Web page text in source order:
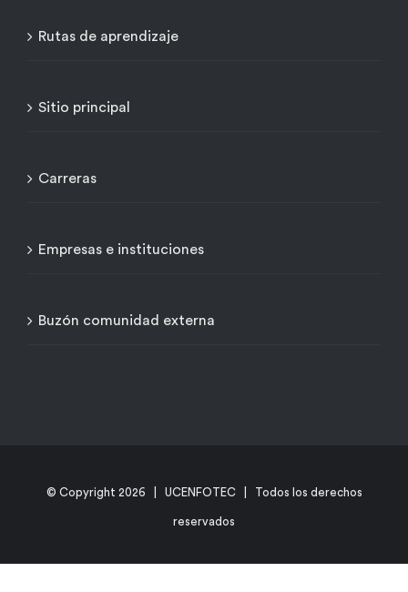
Rutas de aprendizaje
Sitio principal
Carreras
Empresas e instituciones
Buzón comunidad externa
© Copyright 2026 | UCENFOTEC | Todos los derechos
reservados